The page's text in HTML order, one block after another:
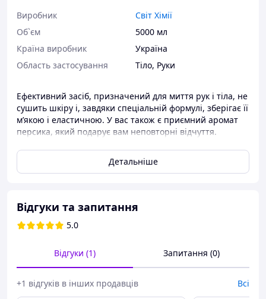
Виробник
Світ Хімії
Об`єм
5000 мл
Країна виробник
Україна
Область застосування
Тіло, Руки
Ефективний засіб, призначений для миття рук і тіла, не
сушить шкіру і, завдяки спеціальній формулі, зберігає її
м’якою і еластичною. У вас також є приємний аромат
персика, який подарує вам неповторні відчуття.
Пропонується в пляшках 5000 г.
Детальніше
Відгуки та запитання
5.0
Відгуки (1) Запитання (0)
+1 відгуків в інших продавців Всі